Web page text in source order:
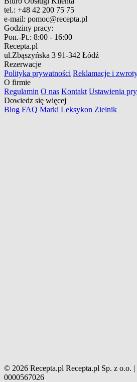
tel.: +48 42 200 75 75
e-mail: pomoc@recepta.pl
Godziny pracy:
Pon.-Pt.: 8:00 - 16:00
Recepta.pl
ul.Zbąszyńska 3 91-342 Łódź
Rezerwacje
Polityka prywatności Reklamacje i
O firmie
Regulamin O nas Kontakt Ustawienia
Dowiedz się więcej
Blog FAQ Marki Leksykon Zielnik
© 2026 Recepta.pl Recepta.pl Sp. z o.o.
0000567026